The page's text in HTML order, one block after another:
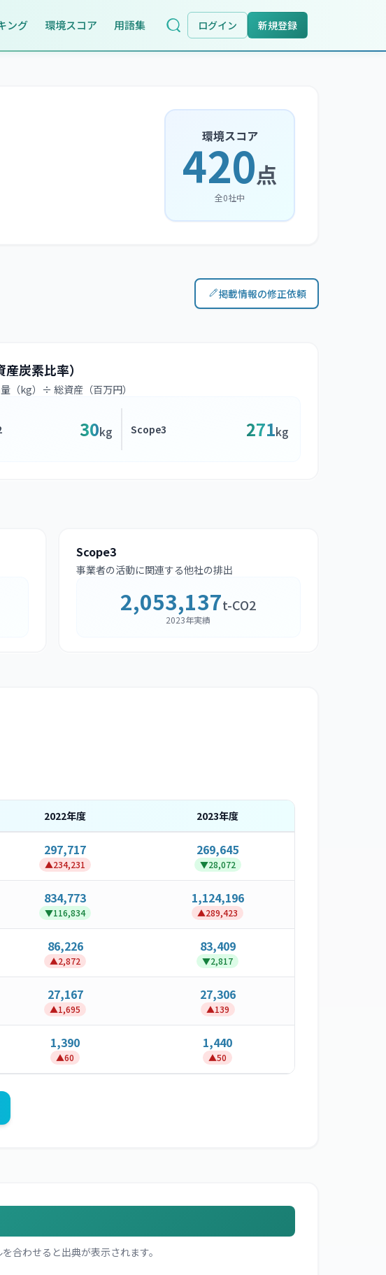
ング 環境スコア 用語集 ログイン 新規登録
環境スコア
420点
全0社中
掲載情報の修正依頼
炭素比率）
（kg）÷ 総資産（百万円）
30kg Scope3 271kg
Scope3
事業者の活動に関連する他社の排出
2,053,137t-CO2
2023年実績
2022年度 2023年度
297,717
▲234,231
269,645
▼28,072
834,773
▼116,834
1,124,196
▲289,423
86,226
▲2,872
83,409
▼2,817
27,167
▲1,695
27,306
▲139
1,390
▲60
1,440
▲50
合わせると出典が表示されます。